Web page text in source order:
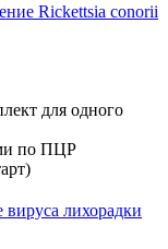
Rickettsia conorii
лихорадки